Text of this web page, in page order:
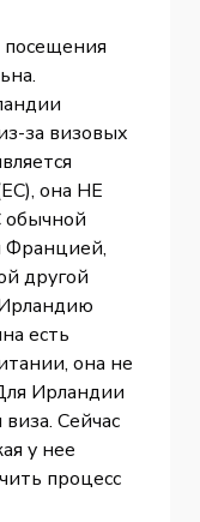
посещения
за визовых
она НЕ
обычной
Францией,
другой
есть
она не
Ирландии
Сейчас
у нее
процесс